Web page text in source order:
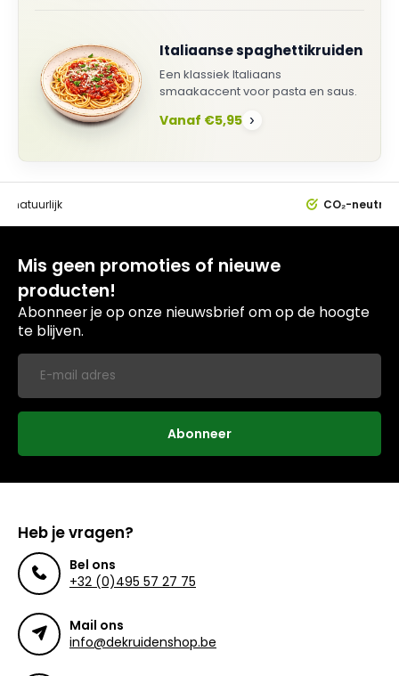
Italiaanse spaghettikruiden
Een klassiek Italiaans
smaakaccent voor pasta en saus.
Vanaf €5,95 ›
natuurlijk CO₂-
Mis geen promoties of nieuwe
producten!
Abonneer je op onze nieuwsbrief om op de hoogte
te blijven.
Abonneer
Heb je vragen?
Bel ons
+32 (0)495 57 27 75
Mail ons
info@dekruidenshop.be